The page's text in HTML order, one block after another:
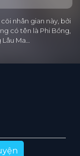
nhân gian này, bởi
có tên là Phi Bồng,
Ma…